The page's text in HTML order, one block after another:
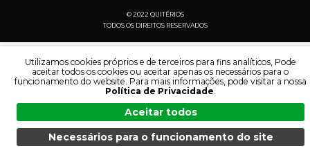
© 2022 QUITÉRIOS
TODOS OS DIREITOS RESERVADOS
MENU PESQUISA PRODUTOS PT
Utilizamos cookies próprios e de terceiros para fins analíticos, Pode
aceitar todos os cookies ou aceitar apenas os necessários para o
funcionamento do website. Para mais informações, pode visitar a nossa
Política de Privacidade.
Aceitar todos
Necessários para o funcionamento do site